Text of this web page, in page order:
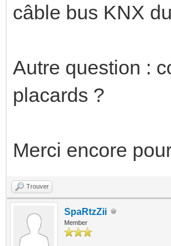
câble bus KNX
Autre question :
placards ?
Merci encore
Trouver
SpaRtzZii
Member